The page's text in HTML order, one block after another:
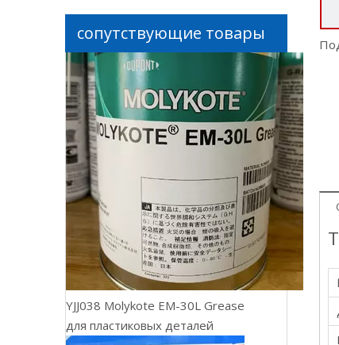
сопутствующие товары
YJJ038 Molykote EM-30L Grease
для пластиковых деталей